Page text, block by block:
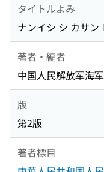
タイトルよみ
ナンイシ シ カサン
著者・編者
中国人民解放军海
版
第2版
著者標目